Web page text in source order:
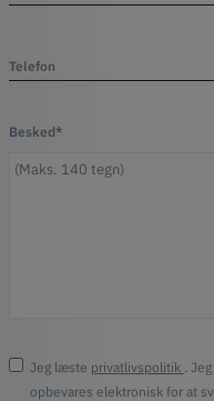
Telefon
Besked*
Jeg læste privatlivspolitik
.
opbevares elektronisk for at